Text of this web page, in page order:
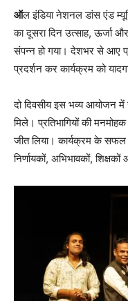
ऑल इंडिया नेशनल डांस एंड
का दूसरा दिन उत्साह, ऊर्जा
संपन्न हो गया। देशभर से आए
प्रदर्शन कर कार्यक्रम को
दो दिवसीय इस भव्य आयोजन
मिले। प्रतिभागियों की
जीत लिया। कार्यक्रम के
निर्णायकों, अभिभावकों,